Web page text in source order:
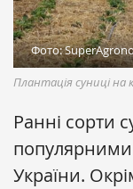
Фото:
Плантація суниці на
Ранні сорти
популярними
України.